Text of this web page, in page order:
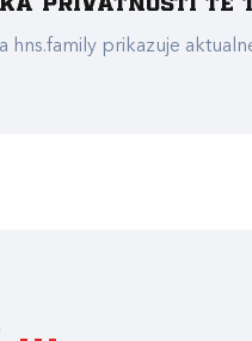
privatnosti te
hns.family prikazuje